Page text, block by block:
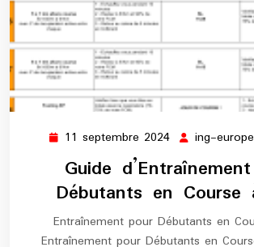
11 septembre 2024 11
septembre
2024
ing-
Guide
Débutants en Course
Entraînement pour Débutants en
Entraînement pour Débutants en